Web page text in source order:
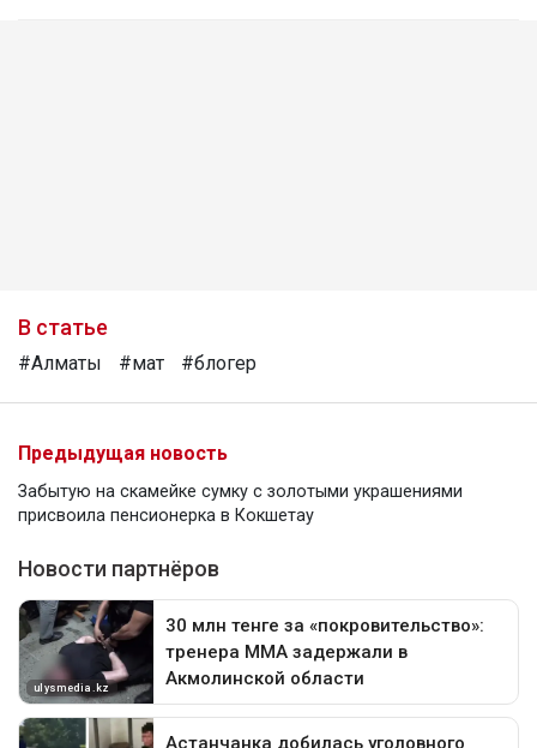
В статье
#Алматы #мат #блогер
Предыдущая новость
Забытую на скамейке сумку с золотыми украшениями
присвоила пенсионерка в Кокшетау